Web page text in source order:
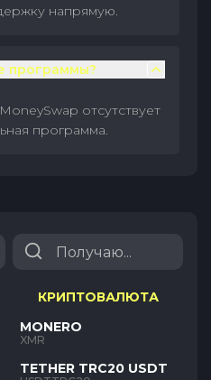
напрямую.
программы?
отсутствует
программа.
КРИПТОВАЛЮТА
MONERO
XMR
TETHER TRC20 USDT